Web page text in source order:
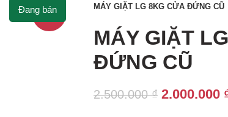
-20%
Đang bán
MÁY GIẶT LG 8KG CỬA ĐỨNG CŨ
MÁY GIẶT
ĐỨNG CŨ
2.500.000₫ Giá
2.000.000